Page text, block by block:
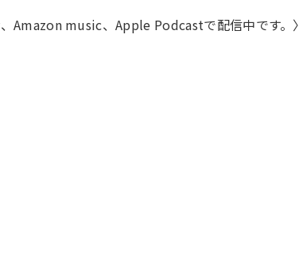
Amazon music、Apple Podcastで配信中です。〉